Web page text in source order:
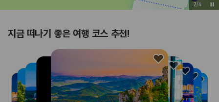
2/4
지금 떠나기 좋은 여행 코스 추천!